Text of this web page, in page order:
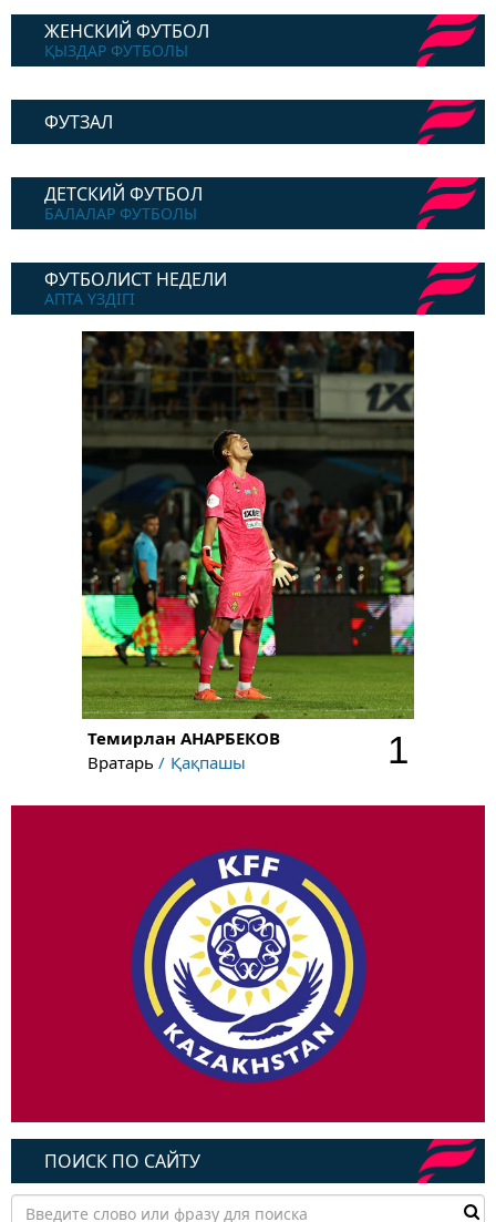
ЖЕНСКИЙ ФУТБОЛ
ҚЫЗДАР ФУТБОЛЫ
ФУТЗАЛ
ДЕТСКИЙ ФУТБОЛ
БАЛАЛАР ФУТБОЛЫ
ФУТБОЛИСТ НЕДЕЛИ
АПТА ҮЗДІГІ
Темирлан АНАРБЕКОВ
Вратарь
Қақпашы 1
ПОИСК ПО САЙТУ